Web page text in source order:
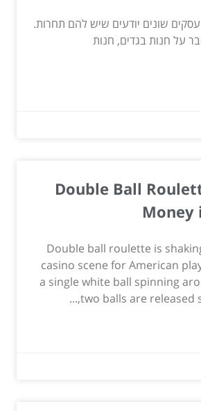
שונים יודעים שיש להם תחרות.
על חנות בגדים, חנות
Double Ball
Money
Double ball roulette is
casino scene for American
a single white ball spinning
two balls are released